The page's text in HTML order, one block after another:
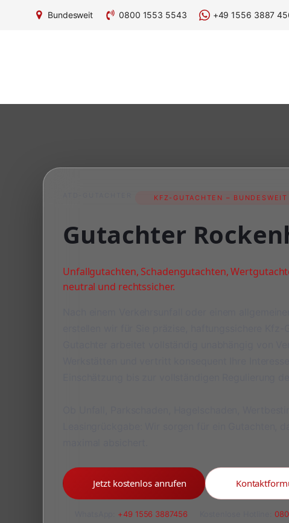
Bundesweit 0800 1553 5543 +49 1556 3887
KFZ-GUTACHTEN –
Gutachter
Unfallgutachten, Schadengutachten,
neutral und rechtssicher.
Jetzt kostenlos anrufen
+49 1556 3887456